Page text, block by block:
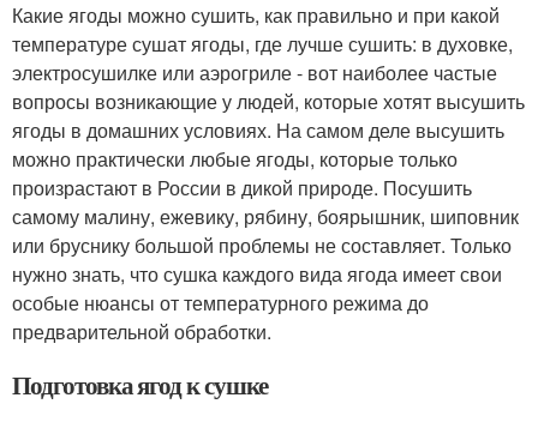
Какие ягоды можно сушить, как правильно и при какой
температуре сушат ягоды, где лучше сушить: в духовке,
электросушилке или аэрогриле - вот наиболее частые
вопросы возникающие у людей, которые хотят высушить
ягоды в домашних условиях. На самом деле высушить
можно практически любые ягоды, которые только
произрастают в России в дикой природе. Посушить
самому малину, ежевику, рябину, боярышник, шиповник
или бруснику большой проблемы не составляет. Только
нужно знать, что сушка каждого вида ягода имеет свои
особые нюансы от температурного режима до
предварительной обработки.
Подготовка ягод к сушке